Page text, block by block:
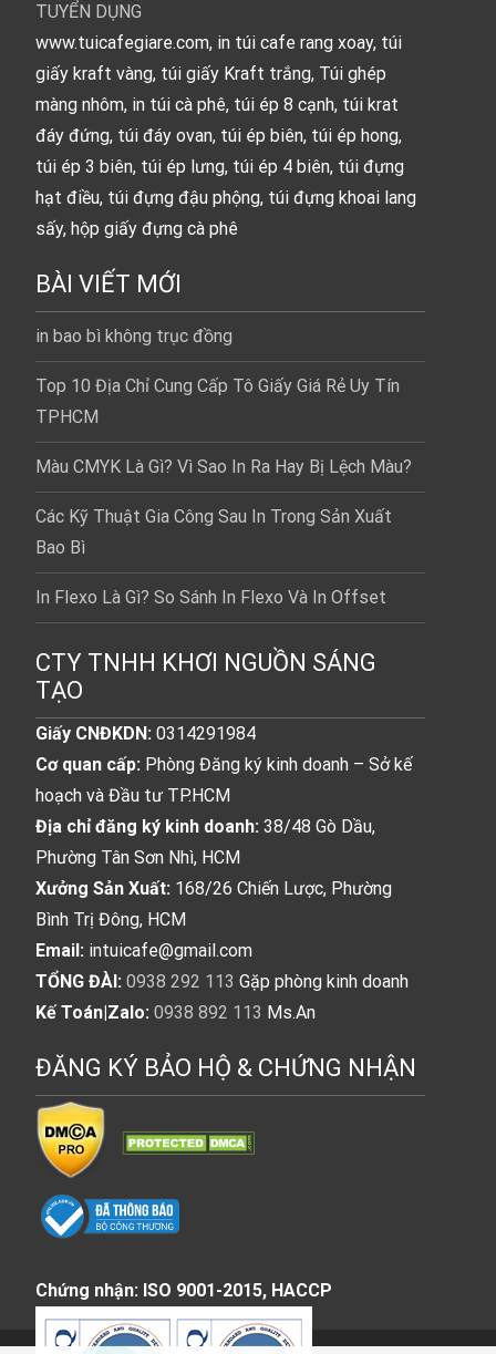
TUYỂN DỤNG
www.tuicafegiare.com, in túi cafe rang xoay, túi
giấy kraft vàng, túi giấy Kraft trắng, Túi ghép
màng nhôm, in túi cà phê, túi ép 8 cạnh, túi krat
đáy đứng, túi đáy ovan, túi ép biên, túi ép hong,
túi ép 3 biên, túi ép lưng, túi ép 4 biên, túi đựng
hạt điều, túi đựng đậu phộng, túi đựng khoai lang
sấy, hộp giấy đựng cà phê
BÀI VIẾT MỚI
in bao bì không trục đồng
Top 10 Địa Chỉ Cung Cấp Tô Giấy Giá Rẻ Uy Tín
TPHCM
Màu CMYK Là Gì? Vì Sao In Ra Hay Bị Lệch Màu?
Các Kỹ Thuật Gia Công Sau In Trong Sản Xuất
Bao Bì
In Flexo Là Gì? So Sánh In Flexo Và In Offset
CTY TNHH KHƠI NGUỒN SÁNG
TẠO
Giấy CNĐKDN: 0314291984
Cơ quan cấp: Phòng Đăng ký kinh doanh – Sở kế
hoạch và Đầu tư TP.HCM
Địa chỉ đăng ký kinh doanh: 38/48 Gò Dầu,
Phường Tân Sơn Nhì, HCM
Xưởng Sản Xuất: 168/26 Chiến Lược, Phường
Bình Trị Đông, HCM
Email: intuicafe@gmail.com
TỔNG ĐÀI: 0938 292 113 Gặp phòng kinh doanh
Kế Toán|Zalo: 0938 892 113 Ms.An
ĐĂNG KÝ BẢO HỘ & CHỨNG NHẬN
Chứng nhận: ISO 9001-2015, HACCP